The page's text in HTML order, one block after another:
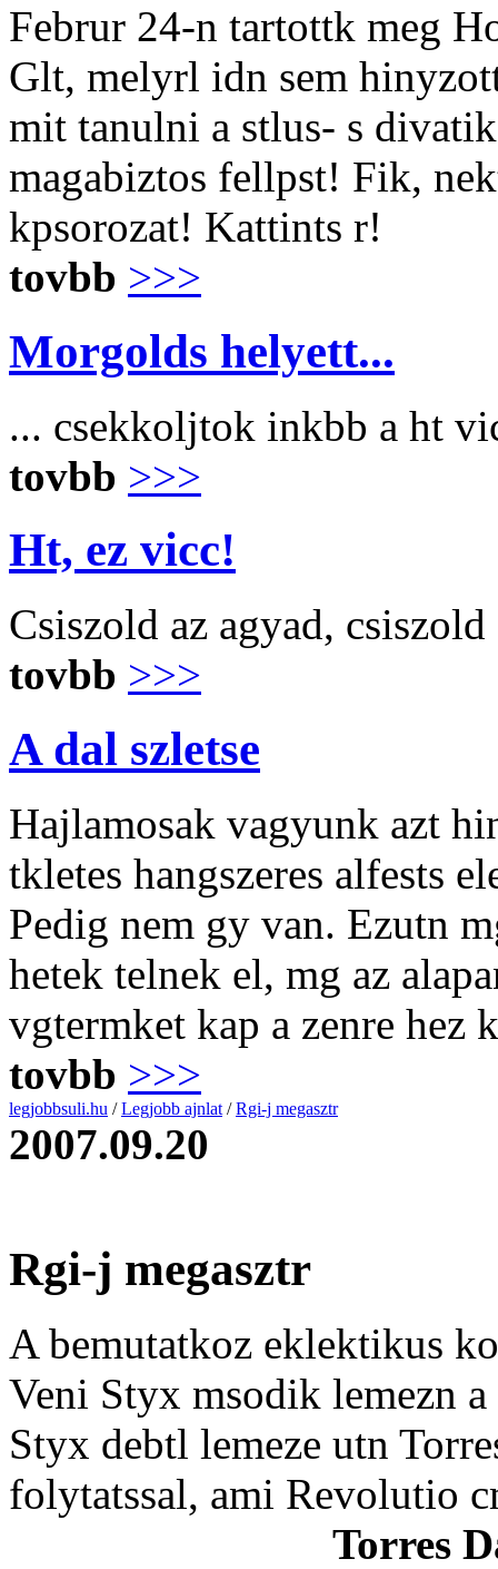
Februr 24-n tartottk meg
Glt, melyrl idn sem
mit tanulni a stlus- s
magabiztos fellpst! Fik,
kpsorozat! Kattints r!
tovbb >>>
Morgolds helyett...
... csekkoljtok inkbb a ht
tovbb >>>
Ht, ez vicc!
Csiszold az agyad,
tovbb >>>
A dal szletse
Hajlamosak vagyunk azt
tkletes hangszeres alfests
Pedig nem gy van. Ezutn
hetek telnek el, mg az
vgtermket kap a zenre hez
tovbb >>>
legjobbsuli.hu /Legjobb ajnlat /Rgi-j megasztr
2007.09.20
Rgi-j megasztr
A bemutatkoz eklektikus
Veni Styx msodik lemezn
Styx debtl lemeze utn
folytatssal, ami Revolutio
Torres